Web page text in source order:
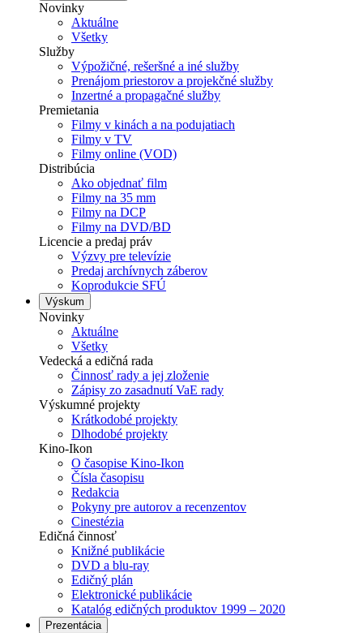
Novinky
Aktuálne
Všetky
Služby
Výpožičné, rešeršné a iné služby
Prenájom priestorov a projekčné služby
Inzertné a propagačné služby
Premietania
Filmy v kinách a na podujatiach
Filmy v TV
Filmy online (VOD)
Distribúcia
Ako objednať film
Filmy na 35 mm
Filmy na DCP
Filmy na DVD/BD
Licencie a predaj práv
Výzvy pre televízie
Predaj archívnych záberov
Koprodukcie SFÚ
Výskum
Novinky
Aktuálne
Všetky
Vedecká a edičná rada
Činnosť rady a jej zloženie
Zápisy zo zasadnutí VaE rady
Výskumné projekty
Krátkodobé projekty
Dlhodobé projekty
Kino-Ikon
O časopise Kino-Ikon
Čísla časopisu
Redakcia
Pokyny pre autorov a recenzentov
Cinestézia
Edičná činnosť
Knižné publikácie
DVD a blu-ray
Edičný plán
Elektronické publikácie
Katalóg edičných produktov 1999 – 2020
Prezentácia